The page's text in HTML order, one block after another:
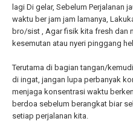
lagi Di gelar, Sebelum Perjalanan
waktu ber jam jam lamanya,
bro/sist , Agar fisik kita fresh dan
kesemutan atau nyeri pinggang
Terutama di bagian tangan/
di ingat, jangan lupa perbanyak
menjaga konsentrasi waktu
berdoa sebelum berangkat biar
setiap perjalanan kita.